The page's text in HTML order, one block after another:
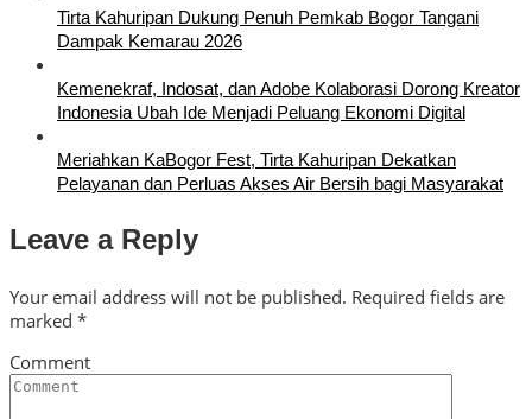
Tirta Kahuripan Dukung Penuh Pemkab Bogor Tangani
Dampak Kemarau 2026
Kemenekraf, Indosat, dan Adobe Kolaborasi Dorong Kreator
Indonesia Ubah Ide Menjadi Peluang Ekonomi Digital
Meriahkan KaBogor Fest, Tirta Kahuripan Dekatkan
Pelayanan dan Perluas Akses Air Bersih bagi Masyarakat
Leave a Reply
Your email address will not be published. Required fields are
marked *
Comment